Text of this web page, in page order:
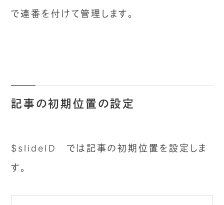
で連番を付けて管理します。
記事の初期位置の設定
$slideID では記事の初期位置を設定しま
す。